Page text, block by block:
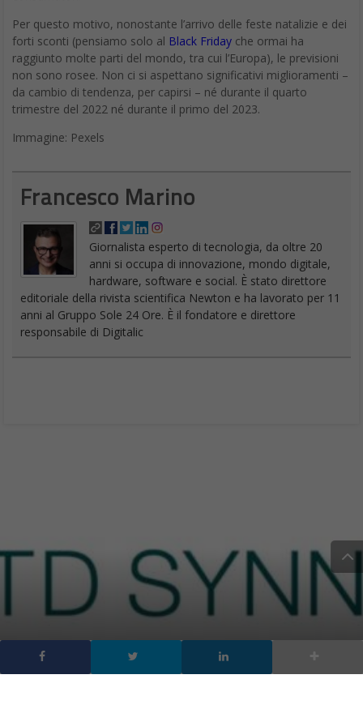
Per questo motivo, nonostante l’arrivo delle feste natalizie e dei
forti sconti (pensiamo solo al Black Friday che ormai ha
raggiunto molte parti del mondo, tra cui l’Europa), le previsioni
non sono rosee. Non ci si aspettano significativi miglioramenti –
da cambio di tendenza, per capirsi – né durante il quarto
trimestre del 2022 né durante il primo del 2023.
Immagine: Pexels
Francesco Marino
Giornalista esperto di tecnologia, da oltre 20
anni si occupa di innovazione, mondo digitale,
hardware, software e social. È stato direttore
editoriale della rivista scientifica Newton e ha lavorato per 11
anni al Gruppo Sole 24 Ore. È il fondatore e direttore
responsabile di Digitalic
Tech Data diventa TD